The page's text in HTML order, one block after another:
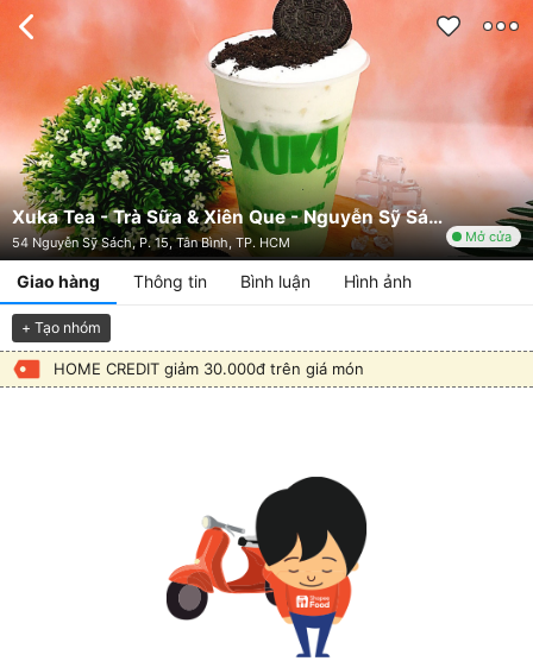
Xuka Tea - Trà Sữa & Xiên Que - Nguyễn Sỹ Sách
54 Nguyễn Sỹ Sách, P. 15, Tân Bình, TP. HCM Mở cửa
Giao hàng Thông tin Bình luận Hình ảnh
+ Tạo nhóm
HOME CREDIT giảm 30.000đ trên giá món